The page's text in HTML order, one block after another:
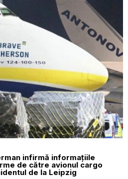
infirmă informațiile
de către avionul cargo
de la Leipzig